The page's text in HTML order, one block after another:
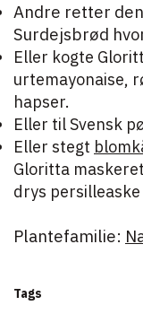
Andre retter
Surdejsbrød
Eller kogte
urtemayonaise,
hapser.
Eller til Svensk
Eller stegt
Gloritta
drys
Plantefamilie:
Tags